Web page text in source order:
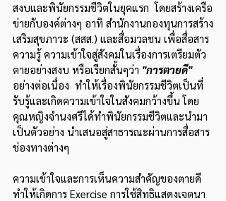
สงบและพินัยกรรมชีวิตในยุคแรก  โดยสร้างเครือ
ข่ายกับองค์ต่างๆ อาทิ สำนักงานกองทุนการสร้าง
เสริมสุขภาวะ (สสส.) และสื่อมวลชน เพื่อสื่อสาร
ความรู้ ความเข้าใจสู่สังคมในเรื่องการเตรียมตัว
ตายอย่างสงบ หรือเรียกสั้นๆว่า "การตายดี"
อย่างต่อเนื่อง  ทำให้เรื่องพินัยกรรมชีวิตเป็นที่
รับรู้และเกิดความเข้าใจในสังคมกว้างขึ้น โดย
คุณหญิงจำนงศรีได้ทำพินัยกรรมชีวิตและนำมา
เป็นตัวอย่าง นำเสนอสู่สาธารณะผ่านการสื่อสาร
ช่องทางต่างๆ
ความเข้าใจและการเห็นความสำคัญของตายดี
ทำให้เกิดการ Exercise การใช้สิทธิแสดงเจตนา